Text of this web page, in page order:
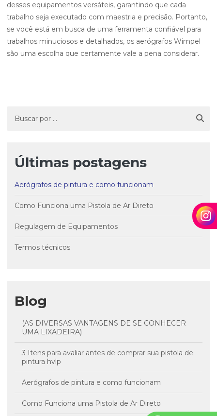
desses equipamentos versáteis, garantindo que cada
trabalho seja executado com maestria e precisão. Portanto,
se você está em busca de uma ferramenta confiável para
trabalhos minuciosos e detalhados, os aerógrafos Wimpel
são uma escolha que certamente vale a pena considerar.
Últimas postagens
Aerógrafos de pintura e como funcionam
Como Funciona uma Pistola de Ar Direto
Regulagem de Equipamentos
Termos técnicos
Blog
(AS DIVERSAS VANTAGENS DE SE CONHECER
UMA LIXADEIRA)
3 Itens para avaliar antes de comprar sua pistola de
pintura hvlp
Aerógrafos de pintura e como funcionam
Como Funciona uma Pistola de Ar Direto